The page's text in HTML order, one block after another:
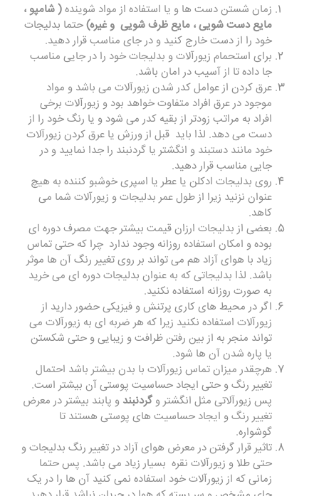
زمان شستن دست ها و یا استفاده از مواد شوینده( شامپو ،
مایع دست شویی ، مایع ظرف شویی و غیره)حتما بدلیجات
خود را از دست خارج کنید و در جای مناسب قرار دهید.
برای استحمام زیورآلات و بدلیجات خود را در جایی مناسب
جا داده تا از آسیب در امان باشد.
عرق کردن از عوامل کدر شدن زیورآلات می باشد و مواد
موجود در عرق افراد متفاوت خواهد بود و زیورآلات برخی
افراد به مراتب زودتر از بقیه کدر می شود و یا رنگ خود را از
دست می دهد. لذا باید قبل از ورزش یا عرق کردن زیورآلات
خود مانند دستبند و انگشتر یا گردنبند را جدا نمایید و در
جایی مناسب قرار دهید.
روی بدلیجات ادکلن یا عطر یا اسپری خوشبو کننده به هیچ
عنوان نزنید زیرا از طول عمر بدلیجات و زیورآلات شما می
کاهد.
بعضی از بدلیجات ارزان قیمت بیشتر جهت مصرف دوره ای
بوده و امکان استفاده روزانه وجود ندارد چرا که حتی تماس
زیاد با هوای آزاد هم می تواند بر روی تغییر رنگ آن ها موثر
باشد. لذا بدلیجاتی که به عنوان بدلیجات دوره ای می خرید
به صورت روزانه استفاده نکنید.
اگر در محیط های کاری پرتنش و فیزیکی حضور دارید از
زیورآلات استفاده نکنید زیرا که هر ضربه ای به زیورآلات می
تواند منجر به از بین رفتن ظرافت و زیبایی و حتی شکستن
یا پاره شدن آن ها شود.
هرچقدر میزان تماس زیورآلات با بدن بیشتر باشد احتمال
تغییر رنگ و حتی ایجاد حساسیت پوستی آن بیشتر است.
پس زیورآلاتی مثل انگشتر و گردنبند و پابند بیشتر در معرض
تغییر رنگ و ایجاد حساسیت های پوستی هستند تا
گوشواره.
تاثیر قرار گرفتن در معرض هوای آزاد در تغییر رنگ بدلیجات و
حتی طلا و زیورآلات نقره بسیار زیاد می باشد. پس حتما
زمانی که از زیورآلات خود استفاده نمی کنید آن ها را در یک